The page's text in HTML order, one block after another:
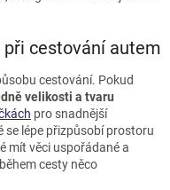
cestování autem
cestování. Pokud
velikosti a tvaru
pro snadnější
se lépe přizpůsobí prostoru
mít věci uspořádané a
cesty něco